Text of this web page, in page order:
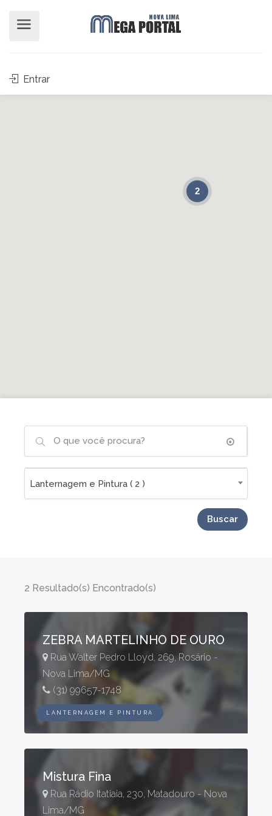
Entrar
2
Lanternagem e Pintura ( 2 )
Buscar
2 Resultado(s) Encontrado(s)
LANTERNAGEM E PINTURA
ZEBRA MARTELINHO DE OURO
Rua Walter Pedro Lloyd, 269, Rosário -
Nova Lima/MG
(31) 99657-1748
Mistura Fina
Rua Rádio Itatiaia, 230, Matadouro - Nova
Lima/MG